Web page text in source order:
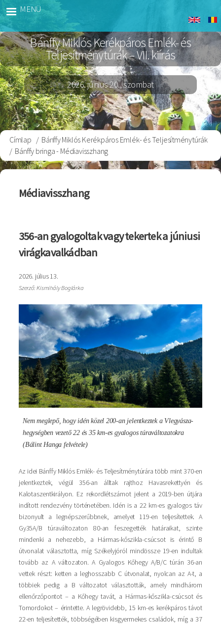
a
tartalomra
Bringa
MENÜ
Bánffy Miklós Kerékpáros Emlék- és
Teljesítménytúrák – VII. kiírás
2026. június 20., szombat
Morzsa
Címlap
Bánffy Miklós Kerékpáros Emlék- és Teljesítménytúrák
Bánffy bringa - Médiavisszhang
Médiavisszhang
356-an gyalogoltak vagy tekertek a júniusi
virágkavalkádban
2026. július 13.
Szerző: Kismihály Boglárka
Kép
Nem meglepő, hogy idén közel 200-an jelentkeztek a Vlegyásza-
hegységben vezető 22 és 35 km-es gyalogos túraváltozatokra
(Bálint Hanga felvétele)
Az idei Bánffy Miklós Emlék- és Teljesítménytúrára több mint 370-en
jelentkeztek, végül 356-an álltak rajthoz Havasrekettyén és
Kalotaszentkirályon. Ez rekordlétszámot jelent a 2019-ben útjára
indított rendezvény történetében. Idén is a 22 km-es gyalogos táv
bizonyult a legnépszerűbbnek, amelyet 119-en teljesítettek. A
Gy35A/B túraváltozaton 80-an feszegették határaikat, szinte
mindenki a nehezebb, a Hármas-kőszikla-csúcsot is érintő B
útvonalat választotta, míg Székelyjóról mindössze 19-en indultak
tovább az A változaton. A Gyalogos Kőhegy A/B/C túrán 36-an
vettek részt: ketten a leghosszabb C útvonalat, nyolcan az A-t, a
többiek pedig a B változatot választották, amely mindhárom
ellenőrzőpontot – a Kőhegy tavát, a Hármas-kőszikla-csúcsot és
Tomordokot – érintette. A legrövidebb, 15 km-es kerékpáros távot
22-en teljesítették, többségében kisgyermekes családok, míg a 37